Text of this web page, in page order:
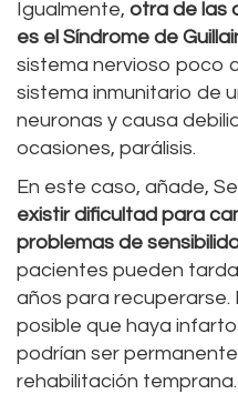
Igualmente, otra de las
es el Síndrome de
sistema nervioso poco
sistema inmunitario de
neuronas y causa
ocasiones, parálisis.
En este caso, añade,
existir dificultad para
problemas de
pacientes pueden
años para recuperarse.
posible que haya
podrían ser
rehabilitación temprana.